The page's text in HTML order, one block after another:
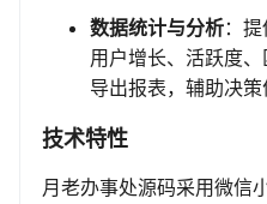
数据统计与分析：
用户增长、活跃度
导出报表，辅助决策
技术特性
月老办事处源码采用微信